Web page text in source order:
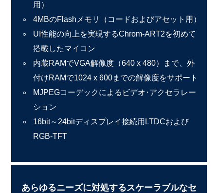
用）
4MBのFlashメモリ（コードおよびアセット用）
UI性能の向上を実現するChrom-ART2を初めて
搭載したマイコン
内蔵RAMでVGA解像度（640 x 480）まで、外
付けRAMで1024 x 600までの解像度をサポート
MJPEGコーデックによるビデオ･アクセラレー
ション
16bit～24bitディスプレイ接続用LTDCおよび
RGB-TFT
あらゆるニーズに対処するスケーラブルなセ